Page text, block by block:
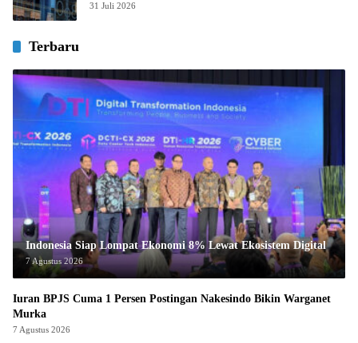
31 Juli 2026
Terbaru
Indonesia Siap Lompat Ekonomi 8% Lewat Ekosistem Digital
7 Agustus 2026
Iuran BPJS Cuma 1 Persen Postingan Nakesindo Bikin Warganet
Murka
7 Agustus 2026